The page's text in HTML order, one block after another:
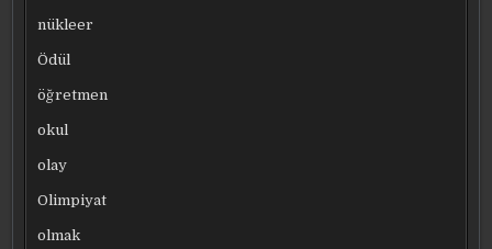
nükleer
Ödül
öğretmen
okul
olay
Olimpiyat
olmak